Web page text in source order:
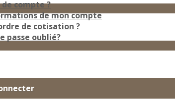
de compte ?
de mon compte
de cotisation ?
passe oublié?